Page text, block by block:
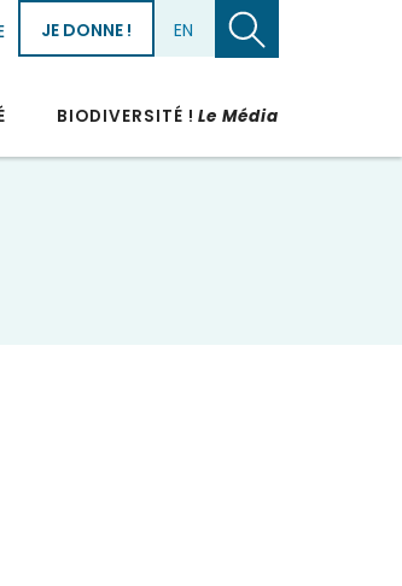
JE DONNE ! EN
BIODIVERSITÉ !Le Média